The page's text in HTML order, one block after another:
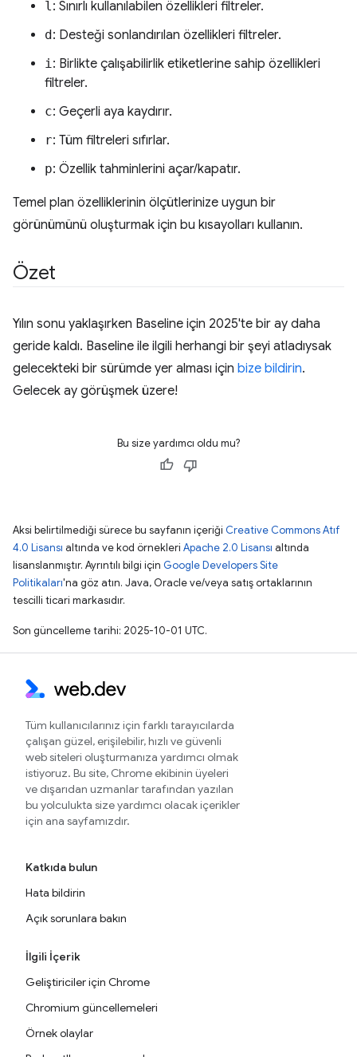
l: Sınırlı kullanılabilen özellikleri filtreler.
d: Desteği sonlandırılan özellikleri filtreler.
i: Birlikte çalışabilirlik etiketlerine sahip özellikleri
filtreler.
c: Geçerli aya kaydırır.
r: Tüm filtreleri sıfırlar.
p: Özellik tahminlerini açar/kapatır.
Temel plan özelliklerinin ölçütlerinize uygun bir
görünümünü oluşturmak için bu kısayolları kullanın.
Özet
Yılın sonu yaklaşırken Baseline için 2025'te bir ay daha
geride kaldı. Baseline ile ilgili herhangi bir şeyi atladıysak
gelecekteki bir sürümde yer alması için bize bildirin.
Gelecek ay görüşmek üzere!
Bu size yardımcı oldu mu?
Aksi belirtilmediği sürece bu sayfanın içeriği Creative Commons Atıf
4.0 Lisansı altında ve kod örnekleri Apache 2.0 Lisansı altında
lisanslanmıştır. Ayrıntılı bilgi için Google Developers Site
Politikaları'na göz atın. Java, Oracle ve/veya satış ortaklarının
tescilli ticari markasıdır.
Son güncelleme tarihi: 2025-10-01 UTC.
Tüm kullanıcılarınız için farklı tarayıcılarda
çalışan güzel, erişilebilir, hızlı ve güvenli
web siteleri oluşturmanıza yardımcı olmak
istiyoruz. Bu site, Chrome ekibinin üyeleri
ve dışarıdan uzmanlar tarafından yazılan
bu yolculukta size yardımcı olacak içerikler
için ana sayfamızdır.
Katkıda bulun
Hata bildirin
Açık sorunlara bakın
İlgili İçerik
Geliştiriciler için Chrome
Chromium güncellemeleri
Örnek olaylar